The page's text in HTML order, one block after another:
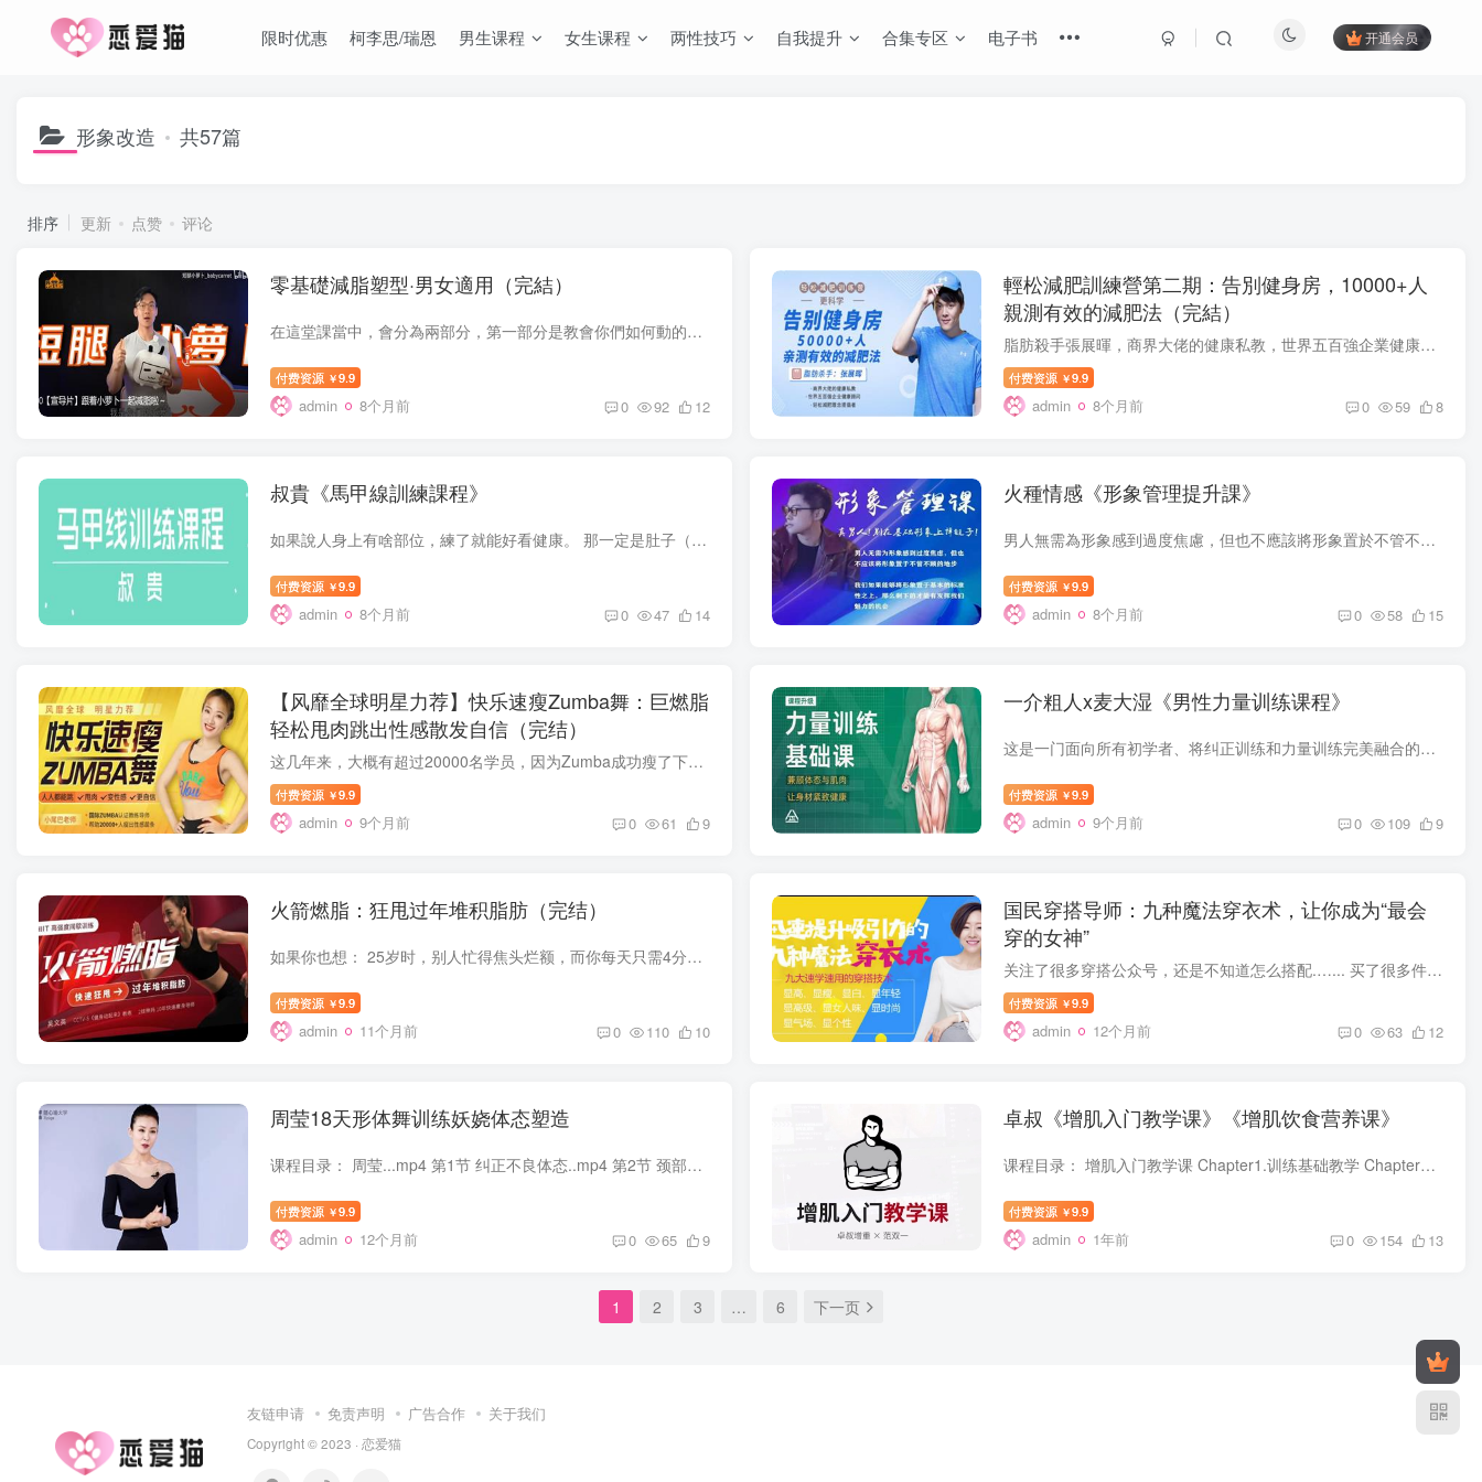
限时优惠 柯李思/瑞恩 男生课程 女生课程 两性技巧 自我提升 合集专区 电子书 开通会员
形象改造 共57篇
排序 更新 点赞 评论
零基礎減脂塑型·男女適用（完結）
在這堂課當中，會分為兩部分，第一部分是教會你們如何動的科學，不受傷的前提，提高塑型的效率。我會先帶你們了解科學的進行力量訓練，告訴你們無氧有氧和高強度有氧的區別，幫助你們整理了最常...
付费资源 ￥9.9
admin 8个月前 0 92 12
輕松減肥訓練營第二期：告別健身房，10000+人
親測有效的減肥法（完結）
脂肪殺手張展暉，商界大佬的健康私教，世界五百強企業健康顧問，輕松減肥理念提倡者，幫助50000+人實現輕松減肥。 課程目錄： 00【入營必看】☞ 課前準備第一節.mp3 00【入營必看】☞ 課前準備...
付费资源 ￥9.9
admin 8个月前 0 59 8
叔貴《馬甲線訓練課程》
如果說人身上有啥部位，練了就能好看健康。 那一定是肚子（核心）。 一方面是這地方； 只要找對訓練技巧，出線條非常快。 另一方面是。 核心這東西跟「脊柱」&「呼吸」都有關系。 強化核心...
付费资源 ￥9.9
admin 8个月前 0 47 14
火種情感《形象管理提升課》
男人無需為形象感到過度焦慮，但也不應該將形象置於不管不顧的地步 我們如果能夠將形象置於基本的標準性之上，那麽剩下的才能有發揮我們魅力的機會 課程目錄： 1.前言.mov 2.護膚在情感中的理解...
付费资源 ￥9.9
admin 8个月前 0 58 15
【风靡全球明星力荐】快乐速瘦Zumba舞：巨燃脂
轻松甩肉跳出性感散发自信（完结）
这几年来，大概有超过20000名学员，因为Zumba成功瘦了下来，除了办公室白领、学生，也有不少产后妈妈和从没来过健身房的全职太太。 她们之中甚至有长期瘦不下来，丧失自信，每一天都处在抑郁症...
付费资源 ￥9.9
admin 9个月前 0 61 9
一介粗人x麦大湿《男性力量训练课程》
这是一门面向所有初学者、将纠正训练和力量训练完美融合的方案型课程。 如果你想获得力量训练给身体带来的好处，又害怕练歪练伤，那这门课程会非常适合你。 一介粗人(麦程恩) 根正派创始人 Alph...
付费资源 ￥9.9
admin 9个月前 0 109 9
火箭燃脂：狂甩过年堆积脂肪（完结）
如果你也想： 25岁时，别人忙得焦头烂额，而你每天只需4分钟，就拥有自律的开挂人生； 35岁时，别人都在费劲心思产后修复，而你轻松瘦下来，美得风情万种； 45岁时，别人靠大牌护肤品冻龄，而你...
付费资源 ￥9.9
admin 11个月前 0 110 10
国民穿搭导师：九种魔法穿衣术，让你成为“最会
穿的女神”
关注了很多穿搭公众号，还是不知道怎么搭配.…... 买了很多件新衣服，衣柜始终缺一件满意的.… 低调搭配，跟着别人穿黑白灰，别人觉得你太老气， 跟着潮人学一点撞色搭配，别人又觉得你太艳俗.....
付费资源 ￥9.9
admin 12个月前 0 63 12
周莹18天形体舞训练妖娆体态塑造
课程目录： 周莹...mp4 第1节 纠正不良体态..mp4 第2节 颈部正位..mp4 第3节 肩背正位..mp4 第3节 肩背正位..mp4 第4节 告别拜拜肉..mp4 第5节 腰部正位..mp4 第6节 告别扁肥臀..mp4 第7节 全身...
付费资源 ￥9.9
admin 12个月前 0 65 9
卓叔《增肌入门教学课》《增肌饮食营养课》
课程目录： 增肌入门教学课 Chapter1.训练基础教学 Chapter2.胸部训练教学 Chapter3.背部训练教学 Chapter4.臀腿训练 Chapter5. 肩部训练教学 Chapter6. 手臂训练教学 Chapter7. 训练原理应用 C...
付费资源 ￥9.9
admin 1年前 0 154 13
1 2 3 … 6 下一页
友链申请 免责声明 广告合作 关于我们
Copyright © 2023 · 恋爱猫